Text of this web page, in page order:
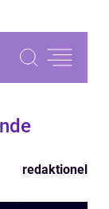
redaktionel